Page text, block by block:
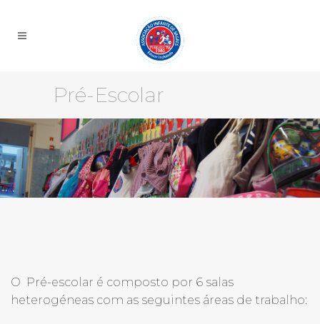
Pré-Escolar
O Pré-escolar é composto por 6 salas
heterogéneas com as seguintes áreas de trabalho: